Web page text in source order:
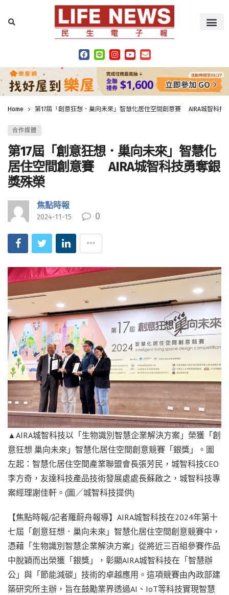
Home 第17屆「創意狂想．巢向未來」智慧化居住空間創意賽 AIRA城智科技
合作媒體
第17屆「創意狂想．巢向未來」智慧化
居住空間創意賽 AIRA城智科技勇奪銀
獎殊榮
焦點時報
2024-11-15 0
▲AIRA城智科技以「生物識別智慧企業解決方案」榮獲「創
意狂想 巢向未來」智慧化居住空間創意競賽「銀獎」。圖
左起：智慧化居住空間產業聯盟會長張芳民，城智科技CEO
李方奇，友達科技產品技術發展處處長蘇啟之，城智科技專
案經理謝佳軒。(圖／城智科技提供)
【焦點時報/記者羅蔚舟報導】AIRA城智科技在2024年第十
七屆「創意狂想．巢向未來」智慧化居住空間創意競賽中，
憑藉「生物識別智慧企業解決方案」從將近三百組參賽作品
中脫穎而出榮獲「銀獎」，彰顯AIRA城智科技在「智慧辦
公」與「節能減碳」技術的卓越應用。這項競賽由內政部建
築研究所主辦，旨在鼓勵業界透過AI、IoT等科技實現智慧